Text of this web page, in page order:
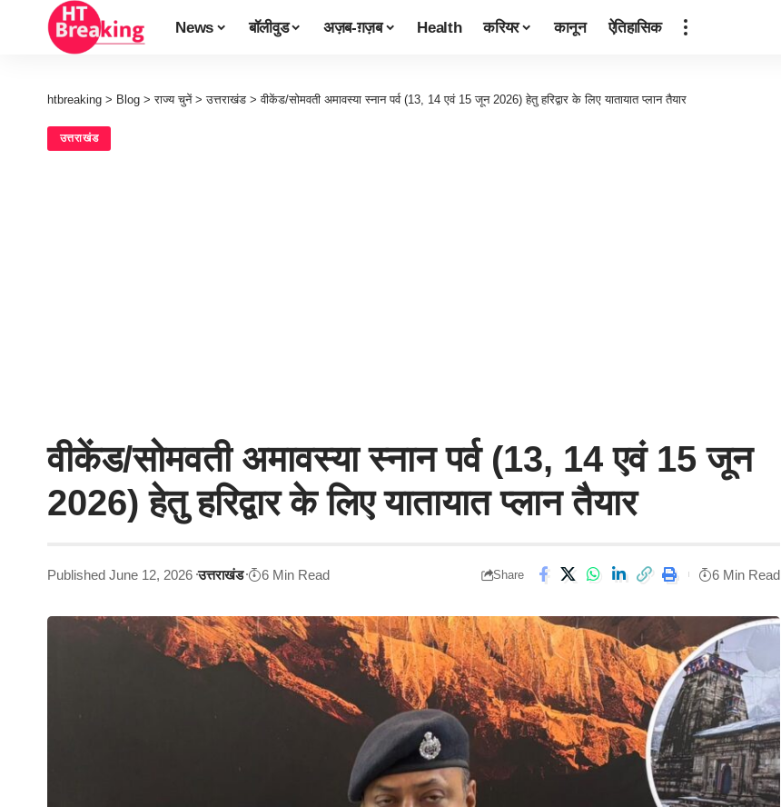
News बॉलीवुड अज़ब-ग़ज़ब Health करियर कानून ऐतिहासिक
htbreaking > Blog >राज्य चुनें >उत्तराखंड >वीकेंड/सोमवती अमावस्या स्नान पर्व (13, 14 एवं 15 जून 2026) हेतु हरिद्वार के लिए यातायात प्लान तैयार
उत्तराखंड
वीकेंड/सोमवती अमावस्या स्नान पर्व (13, 14 एवं 15 जून
2026) हेतु हरिद्वार के लिए यातायात प्लान तैयार
Published June 12, 2026 उत्तराखंड 6 Min Read Share 6 Min Read